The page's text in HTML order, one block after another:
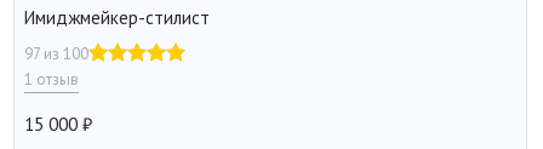
Имиджмейкер-стилист
97 из 100
1 отзыв
15 000